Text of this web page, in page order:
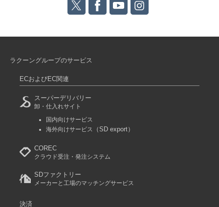
ラクーングループのサービス
ECおよびEC関連
スーパーデリバリー
卸・仕入れサイト
国内向けサービス
海外向けサービス
（SD export）
COREC
クラウド受注・発注システム
SDファクトリー
メーカーと工場のマッチングサービス
決済